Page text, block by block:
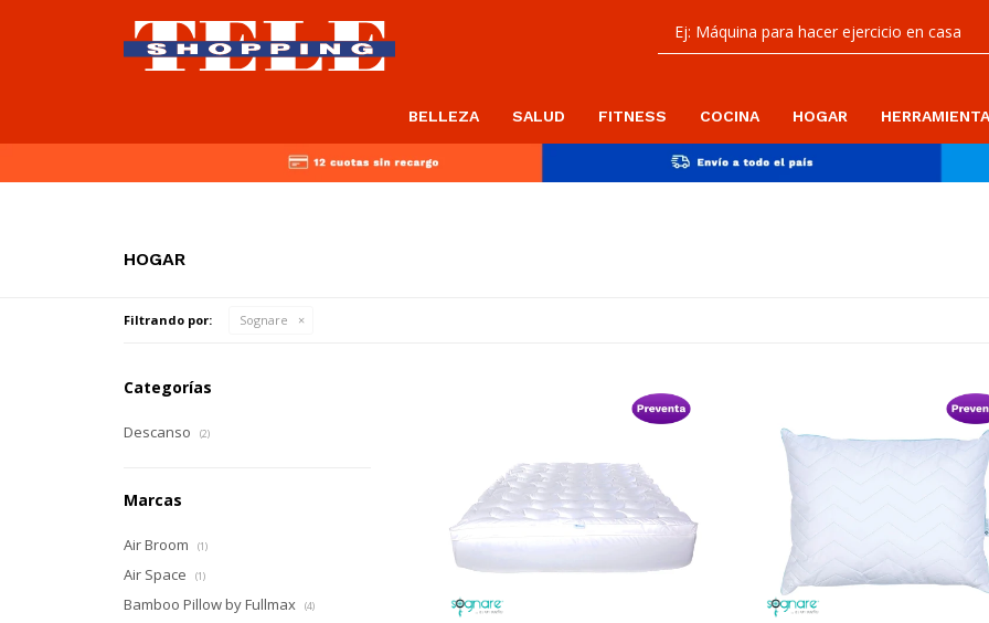
BELLEZA SALUD FITNESS COCINA HOGAR
HOGAR
Filtrando por: Sognare
Categorías
Descanso (2)
Marcas
Air Broom (1)
Air Space (1)
Bamboo Pillow by Fullmax (4)